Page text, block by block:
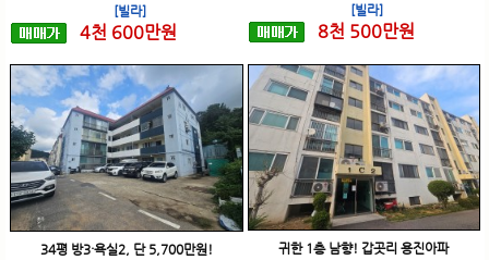
[빌라]
4천 600만원
[빌라]
8천 500만원
34평 방3·욕실2, 단 5,700만원!
귀한 1층 남향! 갑곳리 용진아파